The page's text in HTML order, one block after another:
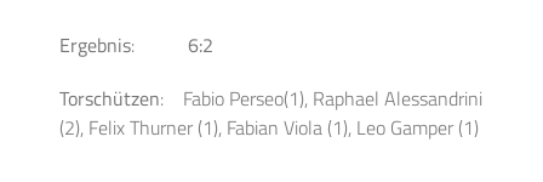
Ergebnis:
6:2
Torschützen: Fabio Perseo(1), Raphael Alessandrini
(2), Felix Thurner (1), Fabian Viola (1), Leo Gamper (1)